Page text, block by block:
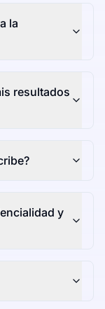
la
resultados
y